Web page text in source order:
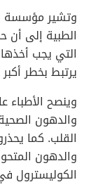
وتشير مؤسسة
التي يجب أخذها
يرتبط بخطر
وينصح الأطباء
والدهون
القلب. كما
والدهون
الكوليسترول